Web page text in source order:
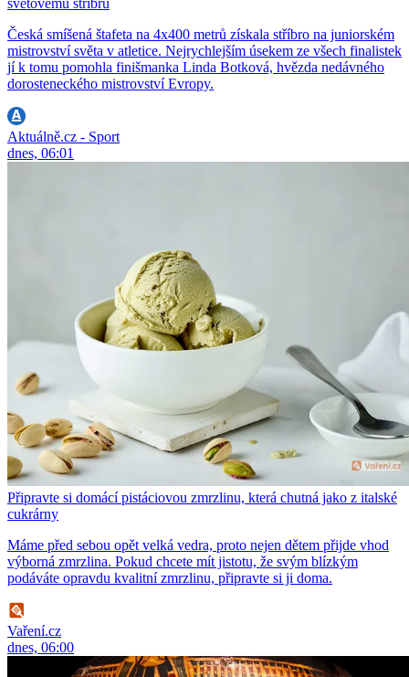
Česká smíšená štafeta na 4x400 metrů získala stříbro na juniorském
mistrovství světa v atletice. Nejrychlejším úsekem ze všech finalistek
jí k tomu pomohla finišmanka Linda Botková, hvězda nedávného
dorosteneckého mistrovství Evropy.
Aktuálně.cz - Sport
dnes, 06:01
Připravte si domácí pistáciovou zmrzlinu, která chutná jako z italské
cukrárny
Máme před sebou opět velká vedra, proto nejen dětem přijde vhod
výborná zmrzlina. Pokud chcete mít jistotu, že svým blízkým
podáváte opravdu kvalitní zmrzlinu, připravte si ji doma.
Vaření.cz
dnes, 06:00